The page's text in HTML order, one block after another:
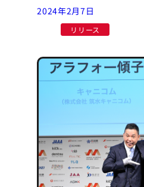
2024年2月7日
リリース